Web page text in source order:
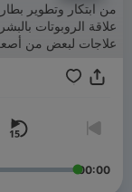
من ابتكار وتطوير
علاقة الروبوتات
علاجات لبعض من
00:00